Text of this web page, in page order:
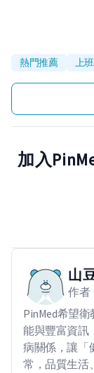
熱門推薦 上
加入
山
作者
PinMed希望
能與豐富資訊
病關係，讓「
常，品質生活